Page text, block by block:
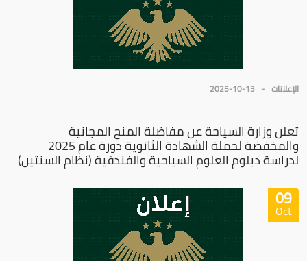
الإعلانات 2025-10-13
تعلن وزارة السياحة عن مفاضلة المنح المجانية
والمخفضة لحملة الشهادة الثانوية دورة عام 2025
لدراسة دبلوم العلوم السياحية والفندقية (نظام السنتين)
09
Oct